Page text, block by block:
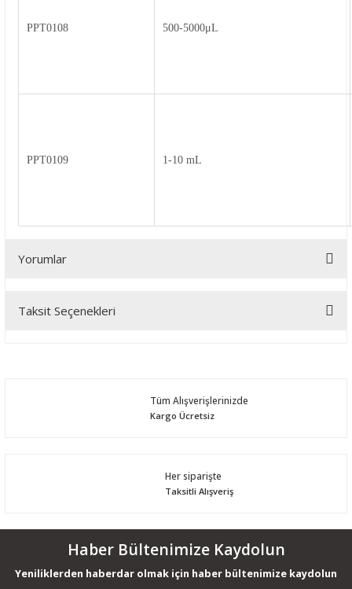
PPT0108 500-5000μL
PPT0109 1-10 mL
Yorumlar
Taksit Seçenekleri
Tüm Alışverişlerinizde
Kargo Ücretsiz
Her siparişte
Taksitli Alışveriş
Haber Bültenimize Kaydolun
Yeniliklerden haberdar olmak için haber bültenimize kaydolun